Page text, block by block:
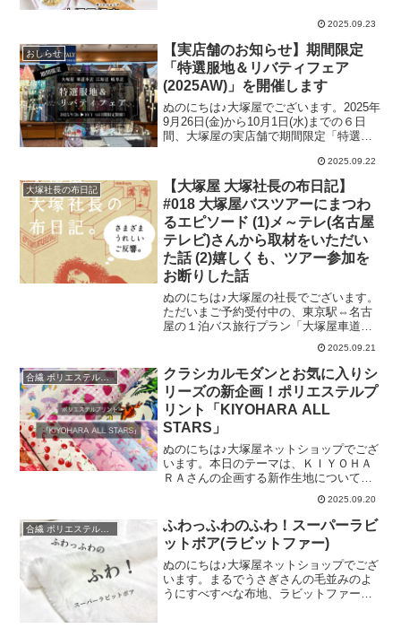
で、ライブ感覚でお楽しみください。
店内で撮影しました。店舗ごとに在庫状
況は異なります。
ヒットしているからなのです。上の写真
は作品化したもので、実際に販売してい
るのはこちらの「パネルシーチング生
地」でございます。一枚の布の中に、作
り方のレシピも記入してあるというユニ
ークな商品です。この布を使えば、例え
ばこんなふうに「リアルな餃子バッグ」
の製作にご利用いただけます。先日のブ
ログ（↓）に書きましたが、大塚屋車道本
品が飾ってあります。＼ 気分は中華料
理屋さん♡ ／餃子以外
2025.09.23
おしらせ
【実店舗のお知らせ】期間限定
「特選服地＆リバティフェア
(2025AW)」を開催します
ぬのにちは♪大塚屋でございます。2025年
9月26日(金)から10月1日(水)までの６日
間、大塚屋の実店舗で期間限定「特選服
塚屋車道本店２階「特選服地コーナー」
ここは、大塚屋車道本店２階の特選服地
コーナー。特選服地コーナーは、江坂店
３階、岐阜店２階にもございます。この
「特選服地コーナー」には、国内外から
厳選された上質な服地がずらりと並びま
す。例えば、こんなラインナップがござ
います。■大塚屋バイヤーが現地で直接買
い付けた イタリア直輸入生地。■秋冬の
華やかな装いやバッグなどの製作におす
すめのファンシーツイード。■ヨーロッパ
の最新トレンドを映した 華やかなプリン
2025.09.22
大塚社長の布日記
【大塚屋 大塚社長の布日記】
#018 大塚屋バスツアーにまつわ
るエピソード (1)メ～テレ(名古屋
テレビ)さんから取材をいただい
た話 (2)嬉しくも、ツアー参加を
お断りした話
ぬのにちは♪大塚屋の社長でございます。
ただいまご予約受付中の、東京駅⇔名古
屋の１泊バス旅行プラン「大塚屋車道本
店お買い物満喫ツアー」。プランの詳細
につきましては、こちらのブログにまと
めています。また、お申込みにつきまし
ては、名鉄観光さんの特設ページをご用
意しています。今回のブログでは、ご予
約開始から現在に至るまでのふたつのエ
ピソードをお届けいたします。(1)メ～テ
レ(名古屋テレビ)さんから取材をいただい
た話9月上旬。大塚屋車道本店に、1本の
電話がありました。その電話のお相手
は、なんとメ～テレ（名古屋テレビ）の
記者さんでした。内容を確認してみる
ー」の話題を聞き、
2025.09.21
合繊 ポリエステルなど
クラシカルモダンとお気に入りシ
リーズの新企画！ポリエステルプ
リント「KIYOHARA ALL
STARS」
ぬのにちは♪大塚屋ネットショップでござ
います。本日のテーマは、ＫＩＹＯＨＡ
ＲＡさんの企画する新作生地についてで
す。もしかすると、「新作・・・？で
も、どこかで見たことあるよう
な・・・」と思われるお客様がいらっし
ゃるとしたら、大正解でございます。と
いうのも、今回の新作「KIYOHARA ALL
STARS」は、大ヒットプリント生地メー
カー「清原」さんの「お気に入りシリー
ズ」「クラシカルモダン」のデザインを
2025.09.20
合繊 ポリエステルなど
ふわっふわのふわ！スーパーラビ
ットボア(ラビットファー)
ぬのにちは♪大塚屋ネットショップでござ
います。まるでうさぎさんの毛並みのよ
うにすべすべな布地、ラビットファー。